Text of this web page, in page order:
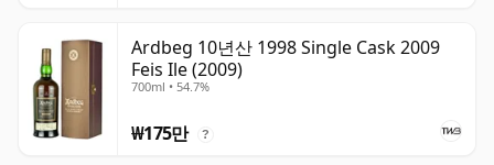
Ardbeg 10년산 1998 Single Cask 2009
Feis Ile (2009)
700ml • 54.7%
₩175만 ?